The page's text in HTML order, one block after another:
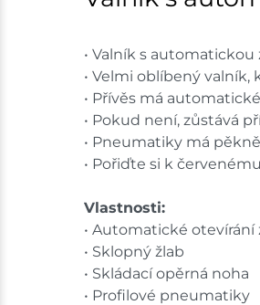
• Valník s
• Velmi oblíbený
• Přívěs má
• Pokud není, zůstává
• Pneumatiky má
• Pořiďte si k
Vlastnosti:
• Automatické
• Sklopný žlab
• Skládací opěrná noha
• Profilové pneumatiky